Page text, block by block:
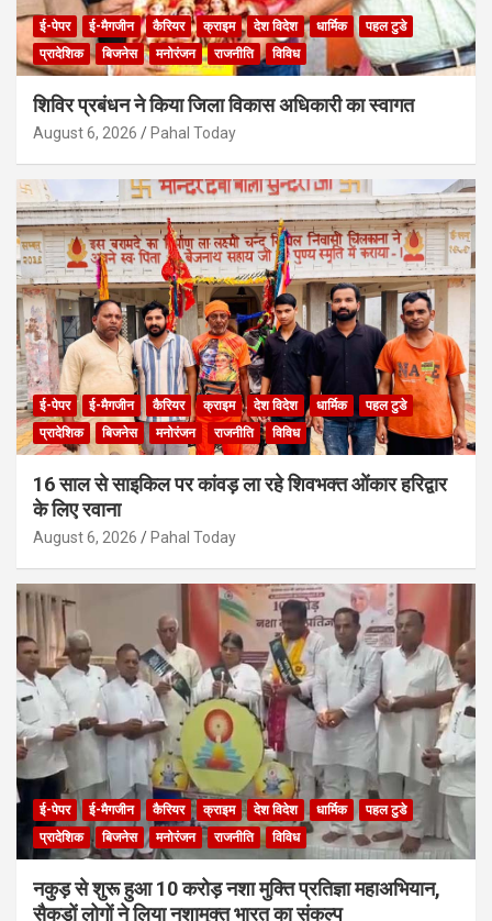
ई-पेपर ई-मैगजीन कैरियर क्राइम देश विदेश धार्मिक
पहल टुडे
प्रादेशिक
बिजनेस मनोरंजन राजनीति विविध
शिविर प्रबंधन ने किया जिला विकास अधिकारी का स्वागत
August 6, 2026 Pahal Today
ई-पेपर ई-मैगजीन कैरियर क्राइम देश विदेश धार्मिक
पहल टुडे
प्रादेशिक
बिजनेस मनोरंजन राजनीति विविध
16 साल से साइकिल पर कांवड़ ला रहे शिवभक्त ओंकार हरिद्वार
के लिए रवाना
August 6, 2026 Pahal Today
ई-पेपर ई-मैगजीन कैरियर क्राइम देश विदेश धार्मिक
पहल टुडे
प्रादेशिक
बिजनेस मनोरंजन राजनीति विविध
नकुड़ से शुरू हुआ 10 करोड़ नशा मुक्ति प्रतिज्ञा महाअभियान,
सैकड़ों लोगों ने लिया नशामुक्त भारत का संकल्प